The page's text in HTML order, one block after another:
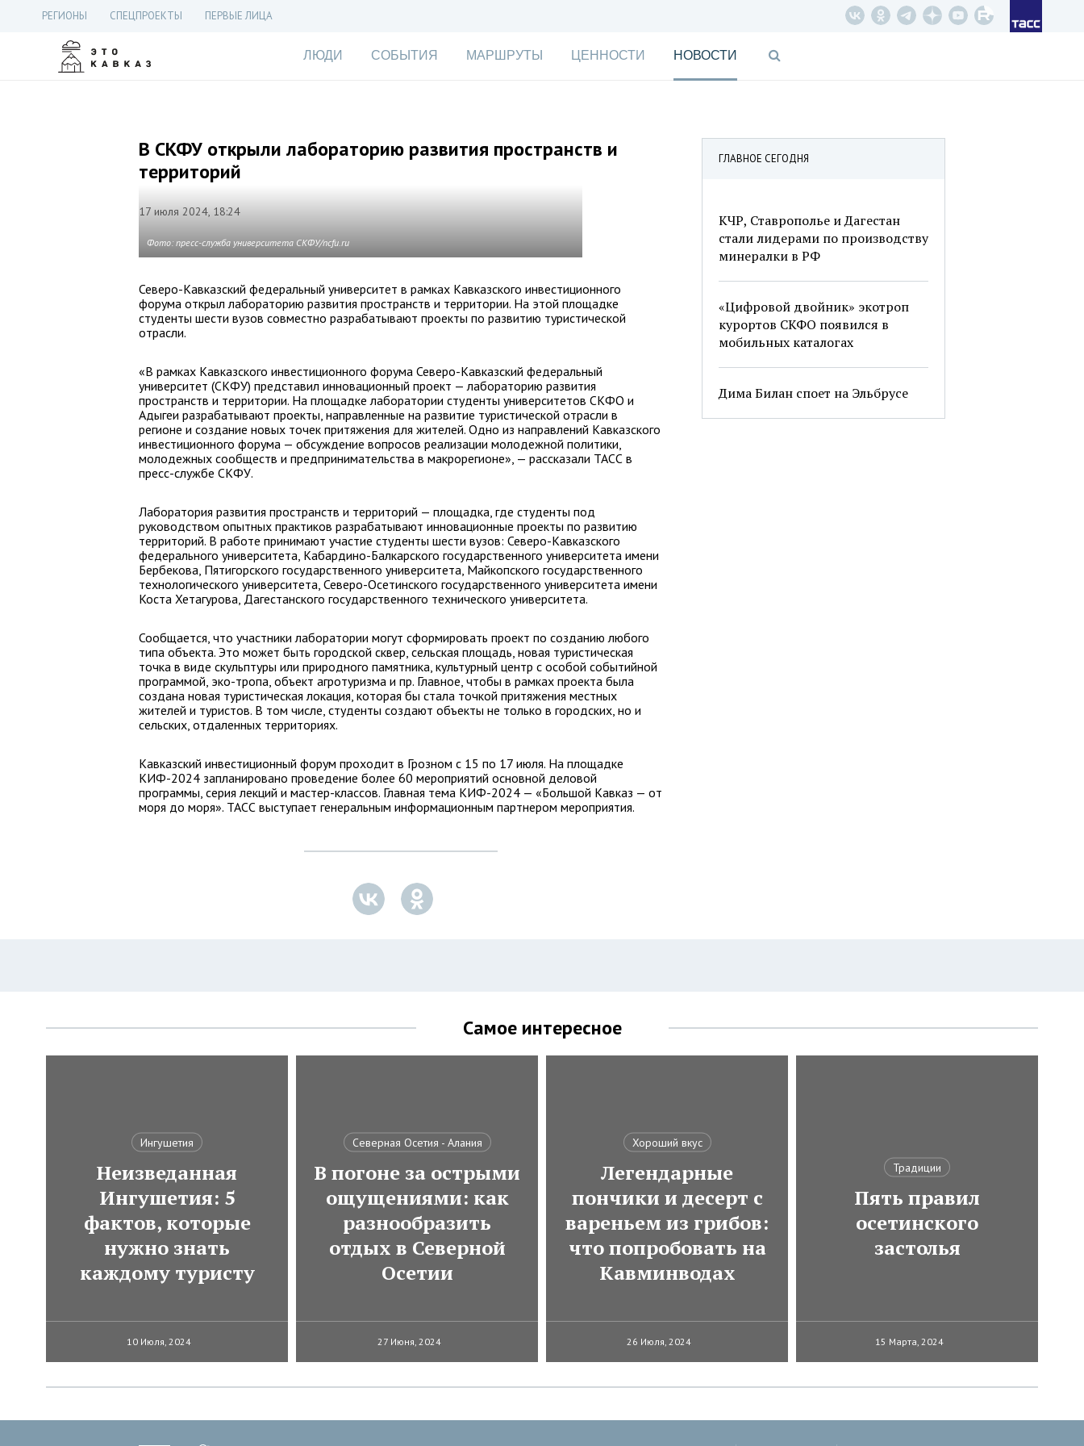
РЕГИОНЫ СПЕЦПРОЕКТЫ ПЕРВЫЕ ЛИЦА
ЛЮДИ СОБЫТИЯ МАРШРУТЫ ЦЕННОСТИ НОВОСТИ
ГЛАВНОЕ СЕГОДНЯ
КЧР, Ставрополье и Дагестан
стали лидерами по производству
минералки в РФ
«Цифровой двойник» экотроп
курортов СКФО появился в
мобильных каталогах
Дима Билан споет на Эльбрусе
В СКФУ открыли лабораторию развития пространств и
территорий
17 июля 2024, 18:24
Фото: пресс-служба университета СКФУ/ncfu.ru
Северо-Кавказский федеральный университет в рамках Кавказского инвестиционного
форума открыл лабораторию развития пространств и территории. На этой площадке
студенты шести вузов совместно разрабатывают проекты по развитию туристической
отрасли.
«В рамках Кавказского инвестиционного форума Северо-Кавказский федеральный
университет (СКФУ) представил инновационный проект — лабораторию развития
пространств и территории. На площадке лаборатории студенты университетов СКФО и
Адыгеи разрабатывают проекты, направленные на развитие туристической отрасли в
регионе и создание новых точек притяжения для жителей. Одно из направлений Кавказского
инвестиционного форума — обсуждение вопросов реализации молодежной политики,
молодежных сообществ и предпринимательства в макрорегионе», — рассказали ТАСС в
пресс-службе СКФУ.
Лаборатория развития пространств и территорий — площадка, где студенты под
руководством опытных практиков разрабатывают инновационные проекты по развитию
территорий. В работе принимают участие студенты шести вузов: Северо-Кавказского
федерального университета, Кабардино-Балкарского государственного университета имени
Бербекова, Пятигорского государственного университета, Майкопского государственного
технологического университета, Северо-Осетинского государственного университета имени
Коста Хетагурова, Дагестанского государственного технического университета.
Сообщается, что участники лаборатории могут сформировать проект по созданию любого
типа объекта. Это может быть городской сквер, сельская площадь, новая туристическая
точка в виде скульптуры или природного памятника, культурный центр с особой событийной
программой, эко-тропа, объект агротуризма и пр. Главное, чтобы в рамках проекта была
создана новая туристическая локация, которая бы стала точкой притяжения местных
жителей и туристов. В том числе, студенты создают объекты не только в городских, но и
сельских, отдаленных территориях.
Кавказский инвестиционный форум проходит в Грозном с 15 по 17 июля. На площадке
КИФ-2024 запланировано проведение более 60 мероприятий основной деловой
программы, серия лекций и мастер-классов. Главная тема КИФ-2024 — «Большой Кавказ — от
моря до моря». ТАСС выступает генеральным информационным партнером мероприятия.
Самое интересное
Ингушетия
Неизведанная
Ингушетия: 5
фактов, которые
нужно знать
каждому туристу
10 Июля, 2024
Северная Осетия - Алания
В погоне за острыми
ощущениями: как
разнообразить
отдых в Северной
Осетии
27 Июня, 2024
Хороший вкус
Легендарные
пончики и десерт с
вареньем из грибов:
что попробовать на
Кавминводах
26 Июля, 2024
Традиции
Пять правил
осетинского
застолья
15 Марта, 2024